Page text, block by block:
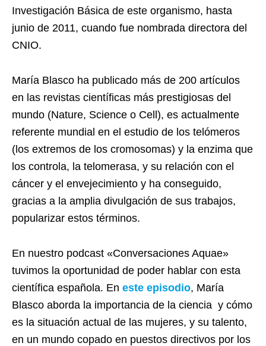
Investigación Básica de este organismo, hasta
junio de 2011, cuando fue nombrada directora del
CNIO.
María Blasco ha publicado más de 200 artículos
en las revistas científicas más prestigiosas del
mundo (Nature, Science o Cell), es actualmente
referente mundial en el estudio de los telómeros
(los extremos de los cromosomas) y la enzima que
los controla, la telomerasa, y su relación con el
cáncer y el envejecimiento y ha conseguido,
gracias a la amplia divulgación de sus trabajos,
popularizar estos términos.
En nuestro podcast «Conversaciones Aquae»
tuvimos la oportunidad de poder hablar con esta
científica española. En este episodio, María
Blasco aborda la importancia de la ciencia y cómo
es la situación actual de las mujeres, y su talento,
en un mundo copado en puestos directivos por los